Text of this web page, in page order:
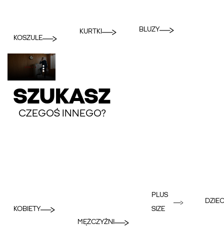
KOSZULE
KURTKI BLUZY
SZUKASZ
CZEGOŚ INNEGO?
KOBIETY
MĘŻCZYŹNI
PLUS
SIZE